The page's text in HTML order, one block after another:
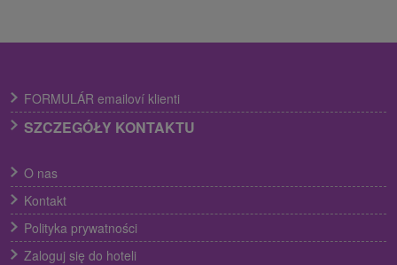
FORMULÁR emailoví klienti
SZCZEGÓŁY KONTAKTU
O nas
Kontakt
Polityka prywatności
Zaloguj się do hoteli